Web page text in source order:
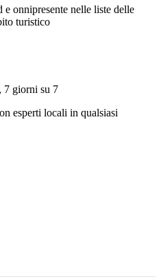
onnipresente nelle liste delle
turistico
7 giorni su 7
esperti locali in qualsiasi